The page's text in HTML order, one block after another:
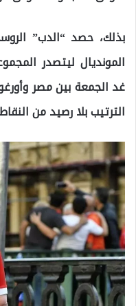
بذلك، حصد “الدب”
المونديال ليتصدر
غد الجمعة بين مصر
الترتيب بلا رصيد من